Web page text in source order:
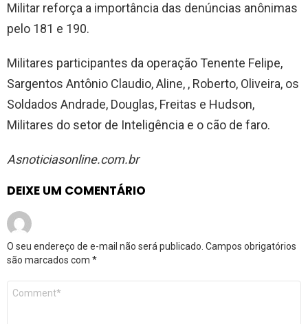
Militar reforça a importância das denúncias anônimas
pelo 181 e 190.
Militares participantes da operação Tenente Felipe,
Sargentos Antônio Claudio, Aline, , Roberto, Oliveira, os
Soldados Andrade, Douglas, Freitas e Hudson,
Militares do setor de Inteligência e o cão de faro.
Asnoticiasonline.com.br
DEIXE UM COMENTÁRIO
O seu endereço de e-mail não será publicado. Campos obrigatórios
são marcados com *
Comentário